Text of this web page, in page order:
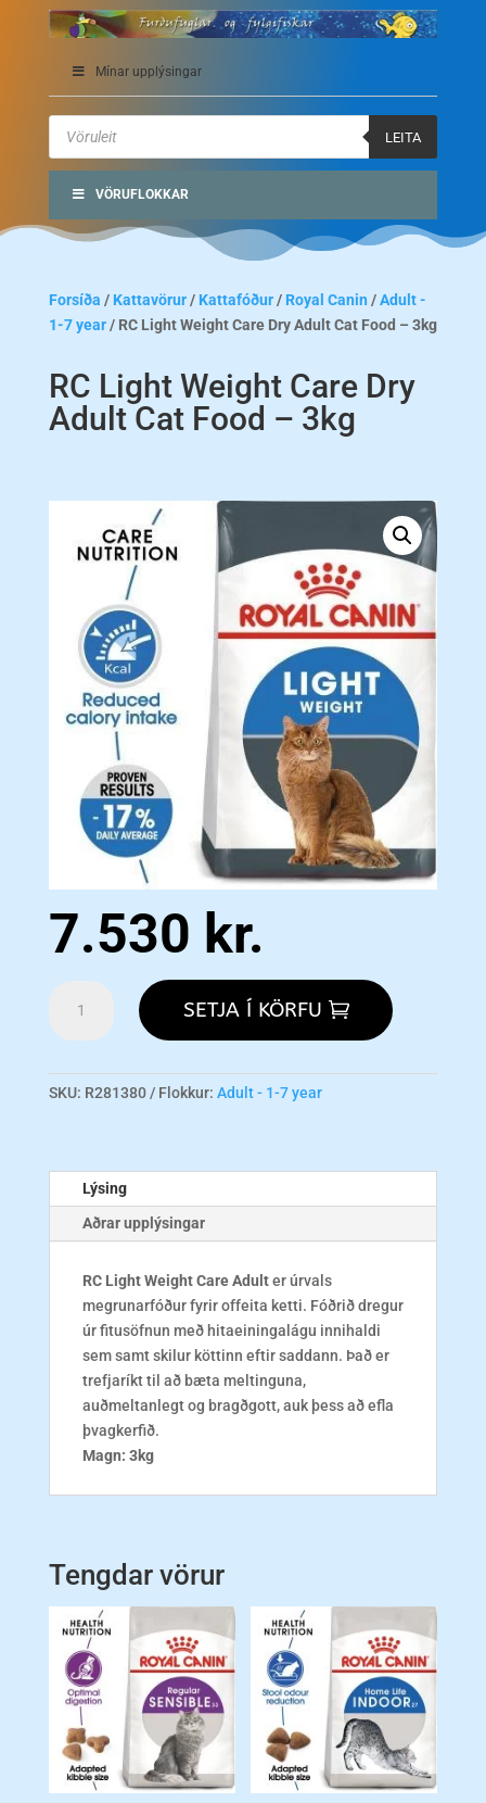
Mínar upplýsingar
Products
search
LEITA
VÖRUFLOKKAR
Forsíða / Kattavörur/ Kattafóður/ Royal Canin /Adult -
1-7 year/ RC Light Weight Care Dry Adult Cat Food – 3kg
RC Light Weight Care Dry
Adult Cat Food – 3kg
7.530 kr.
Light
Dry
magn
SETJA Í KÖRFU
SKU: R281380 Flokkur: Adult - 1-7 year
Lýsing
Aðrar upplýsingar
RC Light Weight Care Adulter úrvals
megrunarfóður fyrir offeita ketti. Fóðrið dregur
úr fitusöfnun með hitaeiningalágu innihaldi
sem samt skilur köttinn eftir saddann. Það er
trefjaríkt til að bæta meltinguna,
auðmeltanlegt og bragðgott, auk þess að efla
þvagkerfið.
Magn: 3kg
Tengdar vörur